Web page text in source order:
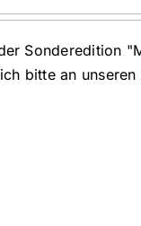
Sonderedition
bitte an